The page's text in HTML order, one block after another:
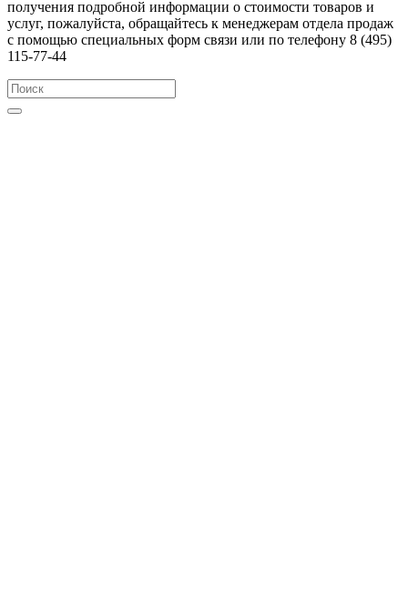
получения подробной информации о стоимости товаров и
услуг, пожалуйста, обращайтесь к менеджерам отдела продаж
с помощью специальных форм связи или по телефону 8 (495)
115-77-44